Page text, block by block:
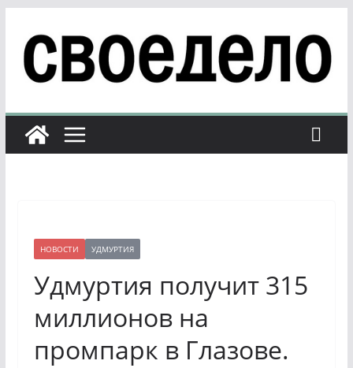
содержимому
НОВОСТИ УДМУРТИЯ
Удмуртия получит 315
миллионов на
промпарк в Глазове.